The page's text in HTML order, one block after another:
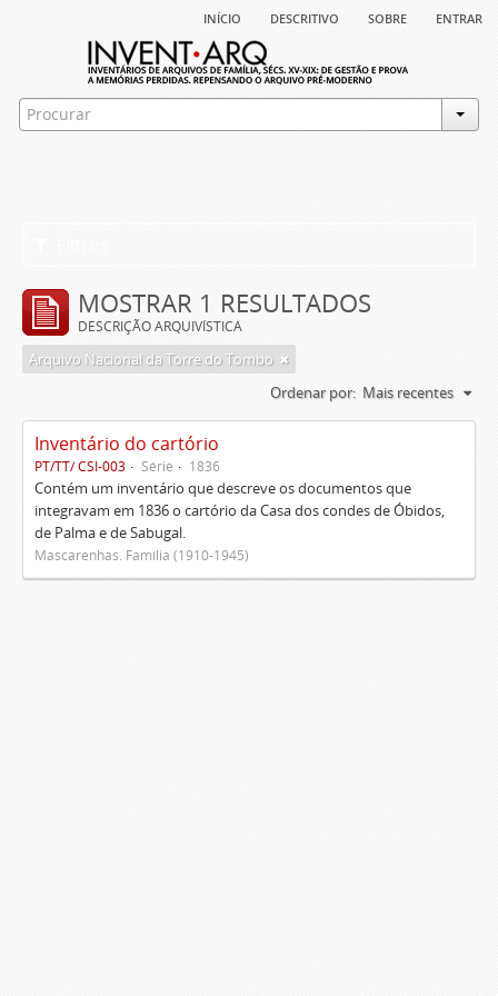
início descritivo sobre entrar
MOSTRAR 1 RESULTADOS
DESCRIÇÃO ARQUIVÍSTICA
Arquivo Nacional da Torre do Tombo
Ordenar por: Mais recentes
Inventário do cartório
PT/TT/ CSI-003 Série 1836
Contém um inventário que descreve os documentos que
integravam em 1836 o cartório da Casa dos condes de Óbidos,
de Palma e de Sabugal.
Mascarenhas. Família (1910-1945)